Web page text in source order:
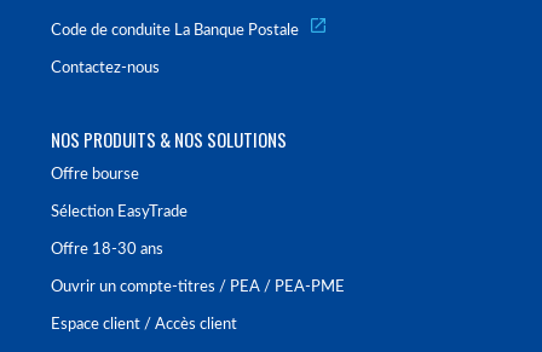
Code de conduite La Banque Postale
Contactez-nous
NOS PRODUITS & NOS SOLUTIONS
Offre bourse
Sélection EasyTrade
Offre 18-30 ans
Ouvrir un compte-titres / PEA / PEA-PME
Espace client / Accès client